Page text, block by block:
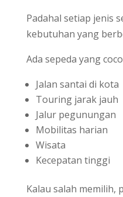
Padahal setiap jenis
kebutuhan yang
Ada sepeda yang
Jalan santai di kota
Touring jarak jauh
Jalur pegunungan
Mobilitas harian
Wisata
Kecepatan tinggi
Kalau salah memilih,